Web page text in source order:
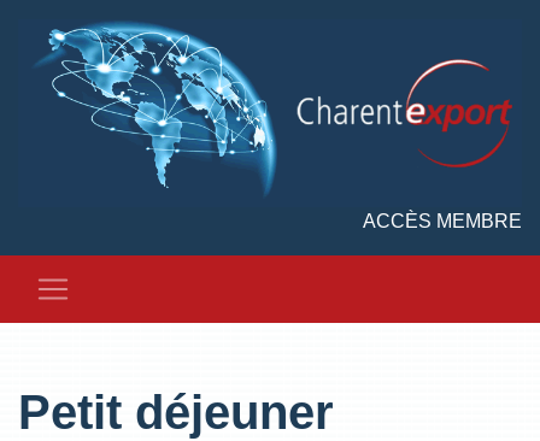
ACCÈS MEMBRE
Petit déjeuner